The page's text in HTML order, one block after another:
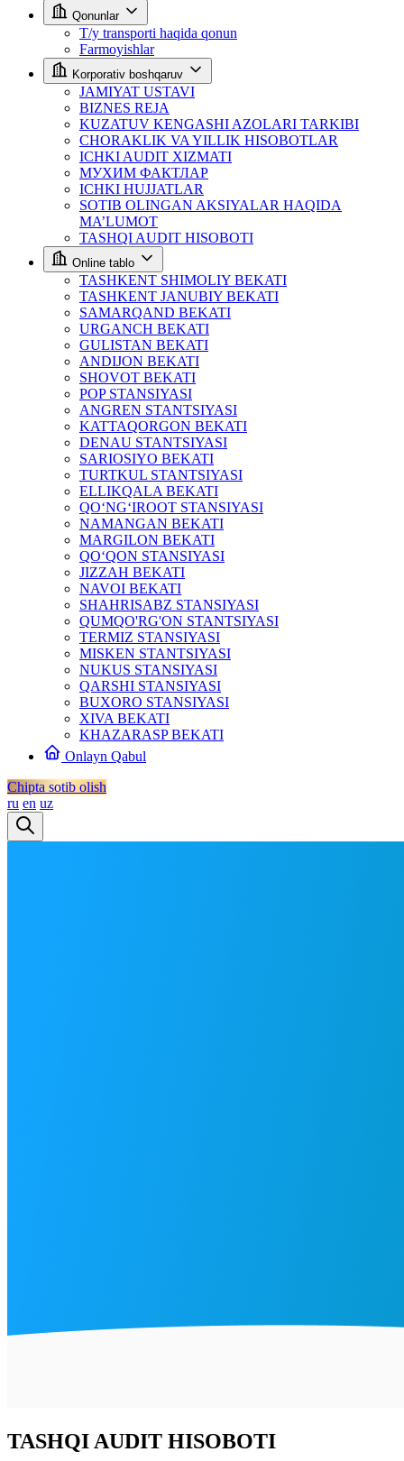
Qonunlar
T/y transporti haqida qonun
Farmoyishlar
Korporativ boshqaruv
JAMIYAT USTAVI
BIZNES REJA
KUZATUV KENGASHI AZOLARI TARKIBI
CHORAKLIK VA YILLIK HISOBOTLAR
ICHKI AUDIT XIZMATI
МУХИМ ФАКТЛАР
ICHKI HUJJATLAR
SOTIB OLINGAN AKSIYALAR HAQIDA
MA’LUMOT
TASHQI AUDIT HISOBOTI
Online tablo
TASHKENT SHIMOLIY BEKATI
TASHKENT JANUBIY BEKATI
SAMARQAND BEKATI
URGANCH BEKATI
GULISTAN BEKATI
ANDIJON BEKATI
SHOVOT BEKATI
POP STANSIYASI
ANGREN STANTSIYASI
KATTAQORGON BEKATI
DENAU STANTSIYASI
SARIOSIYO BEKATI
TURTKUL STANTSIYASI
ELLIKQALA BEKATI
QO‘NG‘IROOT STANSIYASI
NAMANGAN BEKATI
MARGILON BEKATI
QO‘QON STANSIYASI
JIZZAH BEKATI
NAVOI BEKATI
SHAHRISABZ STANSIYASI
QUMQO'RG'ON STANTSIYASI
TERMIZ STANSIYASI
MISKEN STANTSIYASI
NUKUS STANSIYASI
QARSHI STANSIYASI
BUXORO STANSIYASI
XIVA BEKATI
KHAZARASP BEKATI
Onlayn Qabul
Chipta sotib olish
ru en uz
TASHQI AUDIT HISOBOTI